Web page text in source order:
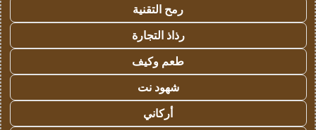
رمح التقنية
رذاذ التجارة
طعم وكيف
شهود نت
أركاني